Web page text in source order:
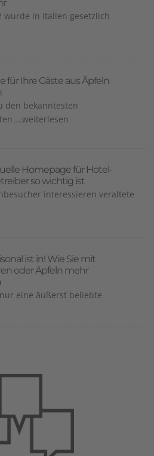
wurde in Italien gesetzlich
für Ihre Gäste aus Äpfeln
den bekanntesten
...weiterlesen
Homepage für Hotel-
so wichtig ist
interessieren veraltete
ist in! Wie Sie mit
oder Äpfeln mehr
eine äußerst beliebte